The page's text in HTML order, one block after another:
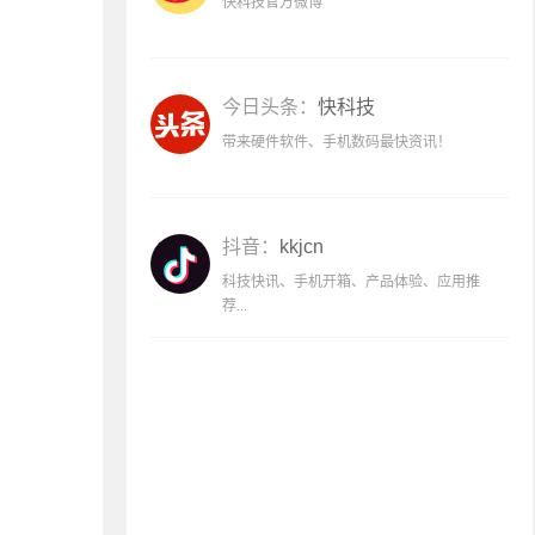
今日头条： 快科技
带来硬件软件、手机数码最快资讯！
抖音： kkjcn
科技快讯、手机开箱、产品体验、应用推
荐...